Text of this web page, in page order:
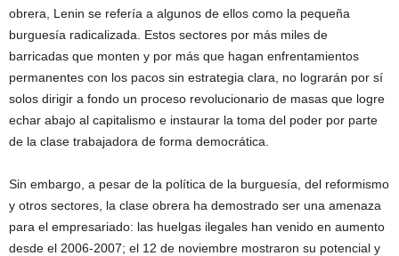
obrera, Lenin se refería a algunos de ellos como la pequeña
burguesía radicalizada. Estos sectores por más miles de
barricadas que monten y por más que hagan enfrentamientos
permanentes con los pacos sin estrategia clara, no lograrán por sí
solos dirigir a fondo un proceso revolucionario de masas que logre
echar abajo al capitalismo e instaurar la toma del poder por parte
de la clase trabajadora de forma democrática.
Sin embargo, a pesar de la política de la burguesía, del reformismo
y otros sectores, la clase obrera ha demostrado ser una amenaza
para el empresariado: las huelgas ilegales han venido en aumento
desde el 2006-2007; el 12 de noviembre mostraron su potencial y